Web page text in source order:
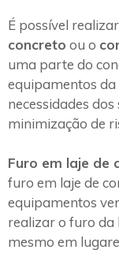
É possível
concreto ou o
uma parte do
equipamentos da
necessidades
minimização de
Furo em laje de
furo em laje de
equipamentos
realizar o furo da
mesmo em